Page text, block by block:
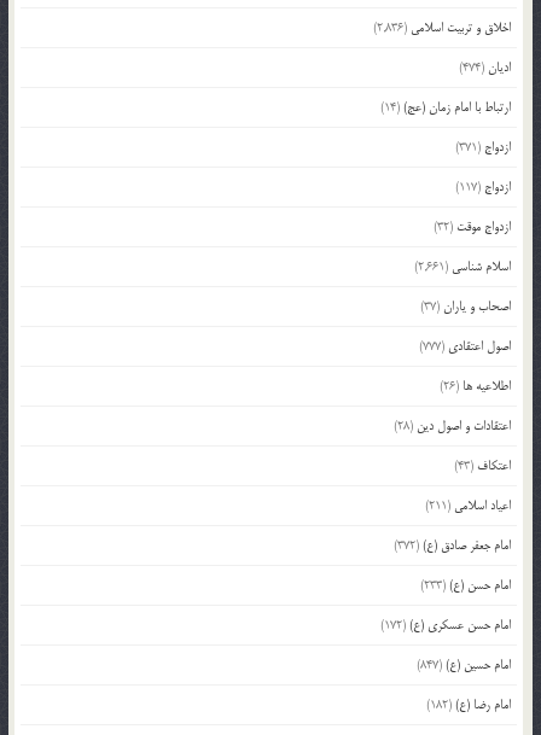
اخلاق و تربیت اسلامی (2,836)
ادیان(474)
ارتباط با امام زمان (عج)(14)
ازدواج (371)
ازدواج (117)
ازدواج موقت (32)
اسلام شناسی (2,661)
اصحاب و یاران(37)
اصول اعتقادی (777)
اطلاعیه ها (26)
اعتقادات و اصول دین (28)
اعتکاف (43)
اعیاد اسلامی (211)
امام جعفر صادق (ع)(372)
امام حسن (ع)(233)
امام حسن عسکری (ع)(172)
امام حسین (ع)(847)
امام رضا (ع)(182)